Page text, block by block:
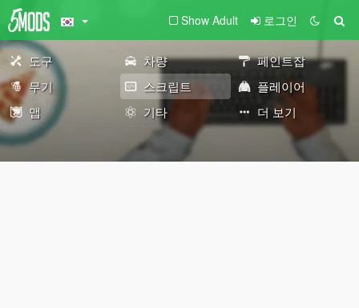
Show Adult 로그인
도구 차량
페인트잡
무기
스크립트
플레이어
맵
기타 더 보기